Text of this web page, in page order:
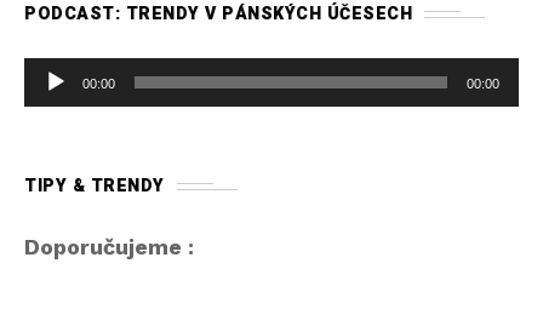
PODCAST: TRENDY V PÁNSKÝCH ÚČESECH
u
p
00:00 00:00
TIPY & TRENDY
Doporučujeme :